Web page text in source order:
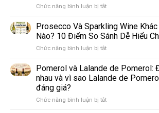
Chức năng bình luận bị tắtở
giống
nho
trắng
làm
vang
phổ
thế
Prosecco Và Sparkling Wine
Nào? 10 Điểm So Sánh Dễ Hiểu
Chức năng bình luận bị tắtở
Và
Sparkling
Wine
Nhau
Pomerol và Lalande de Pomerol:
nhau và vì sao Lalande de
đáng giá?
Chức năng bình luận bị tắtở